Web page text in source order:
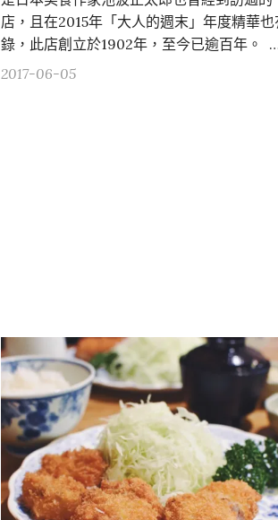
店，且在2015年「大人的週末」年度精華
錄，此店創立於1902年，至今已逾百年。
2017-06-05